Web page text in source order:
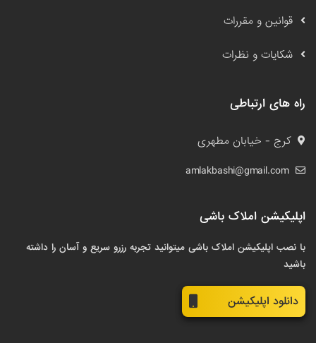
قوانین و مقررات
شکایات و نظرات
راه های ارتباطی
کرج - خیابان مطهری
amlakbashi@gmail.com
اپلیکیشن املاک باشی
با نصب اپلیکیشن املاک باشی میتوانید تجربه رزرو سریع و آسان را داشته
باشید
دانلود اپلیکیشن